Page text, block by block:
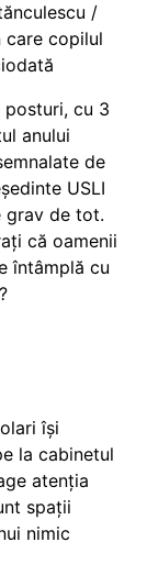
/
care copilul
posturi, cu 3
anului
de
USLI
grav de tot.
că oamenii
întâmplă cu
își
la cabinetul
atenția
spații
nimic